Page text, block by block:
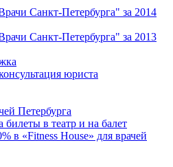
Санкт-Петербурга" за 2014
Санкт-Петербурга" за 2013
юриста
Петербурга
билеты в театр и на балет
в «Fitness House» для врачей